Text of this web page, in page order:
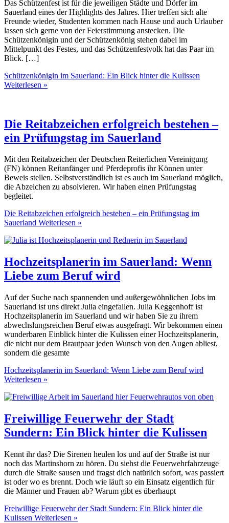
Das Schützenfest ist für die jeweiligen Städte und Dörfer im
Sauerland eines der Highlights des Jahres. Hier treffen sich alte
Freunde wieder, Studenten kommen nach Hause und auch Urlauber
lassen sich gerne von der Feierstimmung anstecken. Die
Schützenkönigin und der Schützenkönig stehen dabei im
Mittelpunkt des Festes, und das Schützenfestvolk hat das Paar im
Blick. […]
Schützenkönigin im Sauerland: Ein Blick hinter die Kulissen
Weiterlesen »
Die Reitabzeichen erfolgreich bestehen –
ein Prüfungstag im Sauerland
Mit den Reitabzeichen der Deutschen Reiterlichen Vereinigung
(FN) können Reitanfänger und Pferdeprofis ihr Können unter
Beweis stellen. Selbstverständlich ist es auch im Sauerland möglich,
die Abzeichen zu absolvieren. Wir haben einen Prüfungstag
begleitet.
Die Reitabzeichen erfolgreich bestehen – ein Prüfungstag im
Sauerland Weiterlesen »
Hochzeitsplanerin im Sauerland: Wenn
Liebe zum Beruf wird
Auf der Suche nach spannenden und außergewöhnlichen Jobs im
Sauerland ist uns direkt Julia eingefallen. Julia Keggenhoff ist
Hochzeitsplanerin im Sauerland und wir haben Sie zu ihrem
abwechslungsreichen Beruf etwas ausgefragt. Wir bekommen einen
wunderbaren Einblick hinter die Kulissen einer Hochzeitsplanerin,
die nicht nur dem Brautpaar jeden Wunsch von den Augen abliest,
sondern die gesamte
Hochzeitsplanerin im Sauerland: Wenn Liebe zum Beruf wird
Weiterlesen »
Freiwillige Feuerwehr der Stadt
Sundern: Ein Blick hinter die Kulissen
Kennt ihr das? Die Sirenen heulen los und auf der Straße ist nur
noch das Martinshorn zu hören. Du siehst die Feuerwehrfahrzeuge
durch die Straße sausen und fragst dich natürlich sofort, was passiert
ist oder wo es brennt. Doch wie läuft so ein Einsatz eigentlich für
die Männer und Frauen ab? Warum gibt es überhaupt
Freiwillige Feuerwehr der Stadt Sundern: Ein Blick hinter die
Kulissen Weiterlesen »